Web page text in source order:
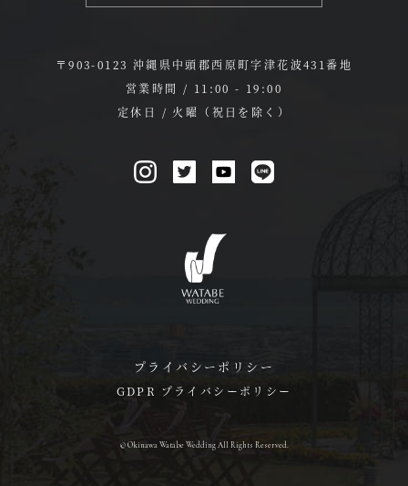
〒903-0123 沖縄県中頭郡西原町字津花波431番地
営業時間 / 11:00 - 19:00
定休日 / 火曜（祝日を除く）
プライバシーポリシー
GDPR プライバシーポリシー
© Okinawa Watabe Wedding All Rights Reserved.